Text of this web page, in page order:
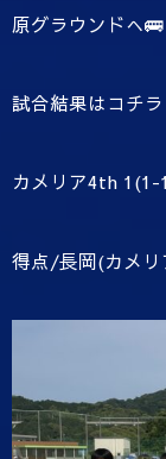
原グラウンドへ🚌
試合結果はコチ
カメリア4th
得点/長岡(カメリ